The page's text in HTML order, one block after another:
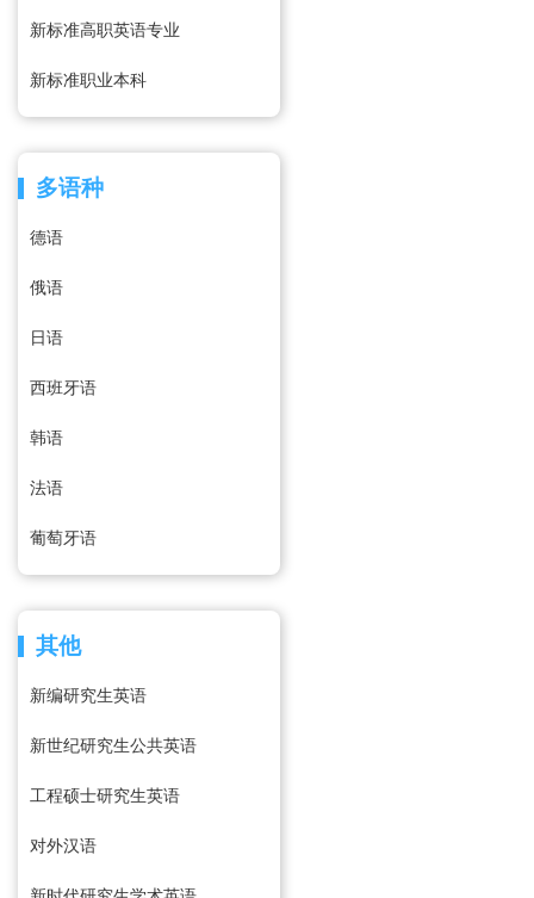
新标准高职英语专业
新标准职业本科
多语种
德语
俄语
日语
西班牙语
韩语
法语
葡萄牙语
其他
新编研究生英语
新世纪研究生公共英语
工程硕士研究生英语
对外汉语